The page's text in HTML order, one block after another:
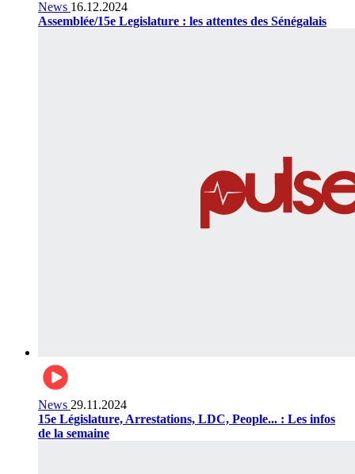
News 16.12.2024
Assemblée/15e Legislature : les attentes des Sénégalais
News 29.11.2024
15e Législature, Arrestations, LDC, People... : Les infos
de la semaine